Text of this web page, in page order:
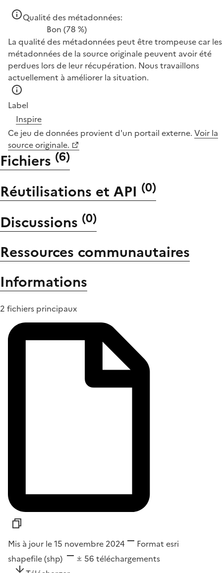
Qualité des métadonnées:
Bon (78 %)
La qualité des métadonnées peut être trompeuse car les
métadonnées de la source originale peuvent avoir été
perdues lors de leur récupération. Nous travaillons
actuellement à améliorer la situation.
Label
Inspire
Ce jeu de données provient d'un portail externe. Voir la
source originale.
Fichiers (6)
Réutilisations et API (0)
Discussions (0)
Ressources communautaires
Informations
2 fichiers principaux
Mis à jour le 15 novembre 2024 Format esri
shapefile (shp)
56 téléchargements